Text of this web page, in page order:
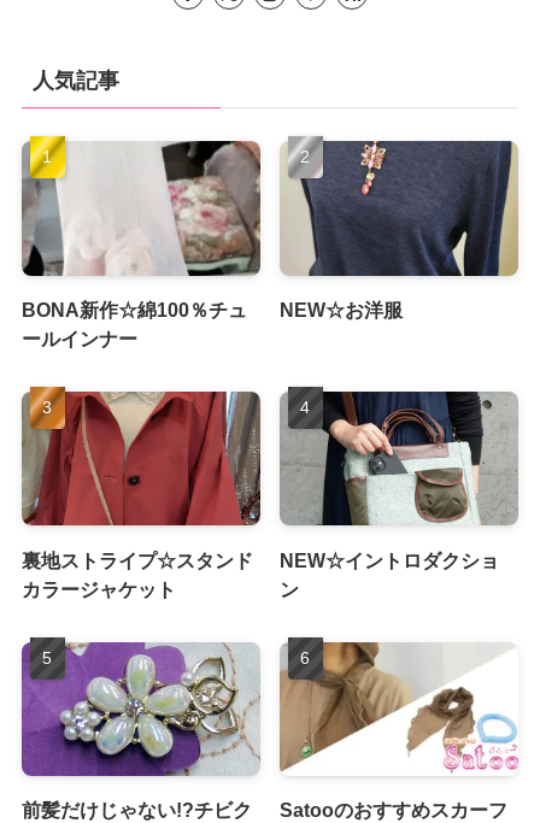
人気記事
BONA新作☆綿100％チュ
ールインナー
NEW☆お洋服
裏地ストライプ☆スタンド
カラージャケット
NEW☆イントロダクショ
ン
前髪だけじゃない!?チビク
Satooのおすすめスカーフ